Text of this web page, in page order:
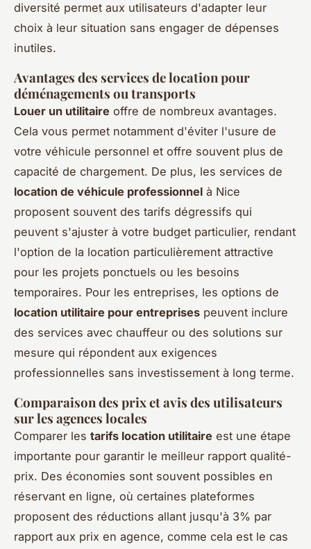
diversité permet aux utilisateurs d'adapter leur
choix à leur situation sans engager de dépenses
inutiles.
Avantages des services de location pour
déménagements ou transports
Louer un utilitaire offre de nombreux avantages.
Cela vous permet notamment d'éviter l'usure de
votre véhicule personnel et offre souvent plus de
capacité de chargement. De plus, les services de
location de véhicule professionnel à Nice
proposent souvent des tarifs dégressifs qui
peuvent s'ajuster à votre budget particulier, rendant
l'option de la location particulièrement attractive
pour les projets ponctuels ou les besoins
temporaires. Pour les entreprises, les options de
location utilitaire pour entreprises peuvent inclure
des services avec chauffeur ou des solutions sur
mesure qui répondent aux exigences
professionnelles sans investissement à long terme.
Comparaison des prix et avis des utilisateurs
sur les agences locales
Comparer les tarifs location utilitaire est une étape
importante pour garantir le meilleur rapport qualité-
prix. Des économies sont souvent possibles en
réservant en ligne, où certaines plateformes
proposent des réductions allant jusqu'à 3% par
rapport aux prix en agence, comme cela est le cas